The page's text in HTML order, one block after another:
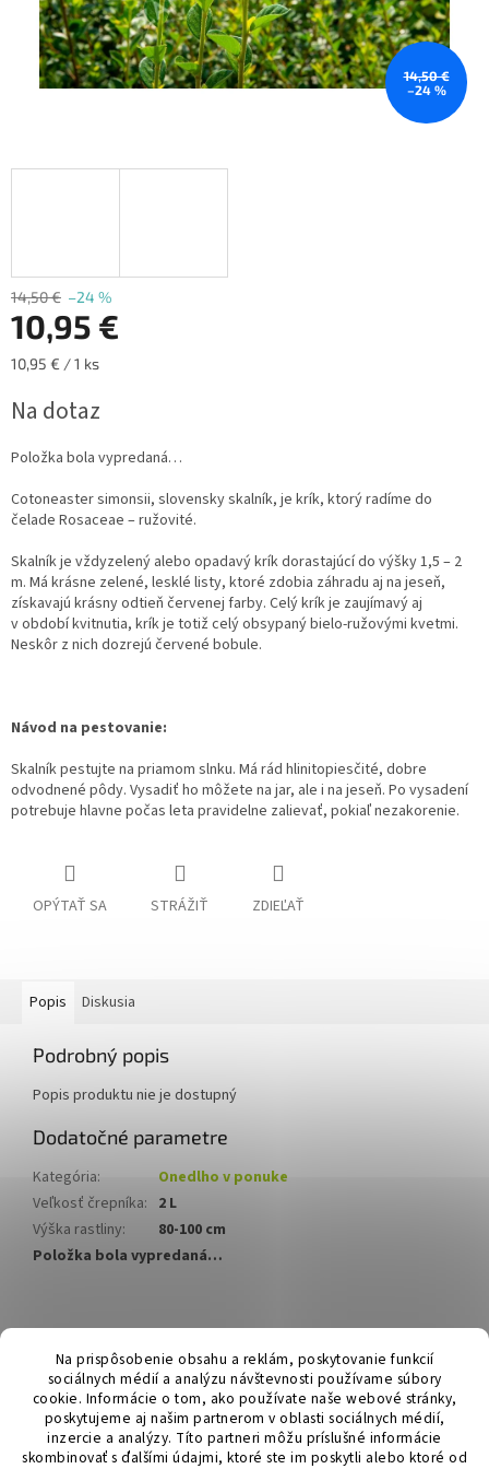
Na prispôsobenie obsahu a reklám, poskytovanie funkcií
sociálnych médií a analýzu návštevnosti používame súbory
cookie. Informácie o tom, ako používate naše webové stránky,
poskytujeme aj našim partnerom v oblasti sociálnych médií,
inzercie a analýzy. Títo partneri môžu príslušné informácie
skombinovať s ďalšími údajmi, ktoré ste im poskytli alebo ktoré od
14,50 €
–24 %
14,50 € –24 %
10,95 €
Jednotková
10,95 € / 1 ks
Na dotaz
Položka bola vypredaná…
Cotoneaster simonsii, slovensky skalník, je krík, ktorý radíme do
čelade Rosaceae – ružovité.
Skalník je vždyzelený alebo opadavý krík dorastajúcí do výšky 1,5 – 2
m. Má krásne zelené, lesklé listy, ktoré zdobia záhradu aj na jeseň,
získavajú krásny odtieň červenej farby. Celý krík je zaujímavý aj
v období kvitnutia, krík je totiž celý obsypaný bielo-ružovými kvetmi.
Neskôr z nich dozrejú červené bobule.
Návod na pestovanie:
Skalník pestujte na priamom slnku. Má rád hlinitopiesčité, dobre
odvodnené pôdy. Vysadiť ho môžete na jar, ale i na jeseň. Po vysadení
potrebuje hlavne počas leta pravidelne zalievať, pokiaľ nezakorenie.
OPÝTAŤ SA STRÁŽIŤ ZDIEĽAŤ
Popis Diskusia
Podrobný popis
Popis produktu nie je dostupný
Dodatočné parametre
Kategória:
Onedlho v ponuke
Veľkosť črepníka: 2 L
Výška rastliny:
80-100 cm
Položka bola vypredaná…
á
Hurmikaki.com